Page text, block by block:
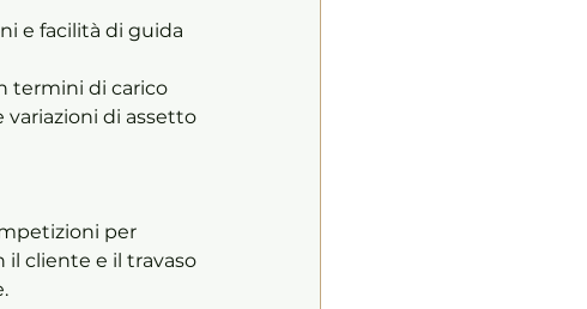
variazioni di assetto
per
cliente e il travaso